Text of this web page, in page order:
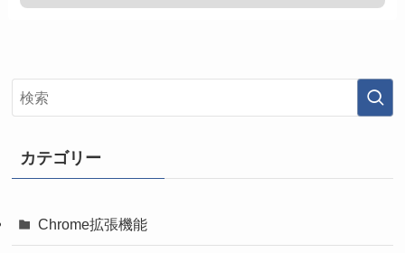
カテゴリー
Chrome拡張機能